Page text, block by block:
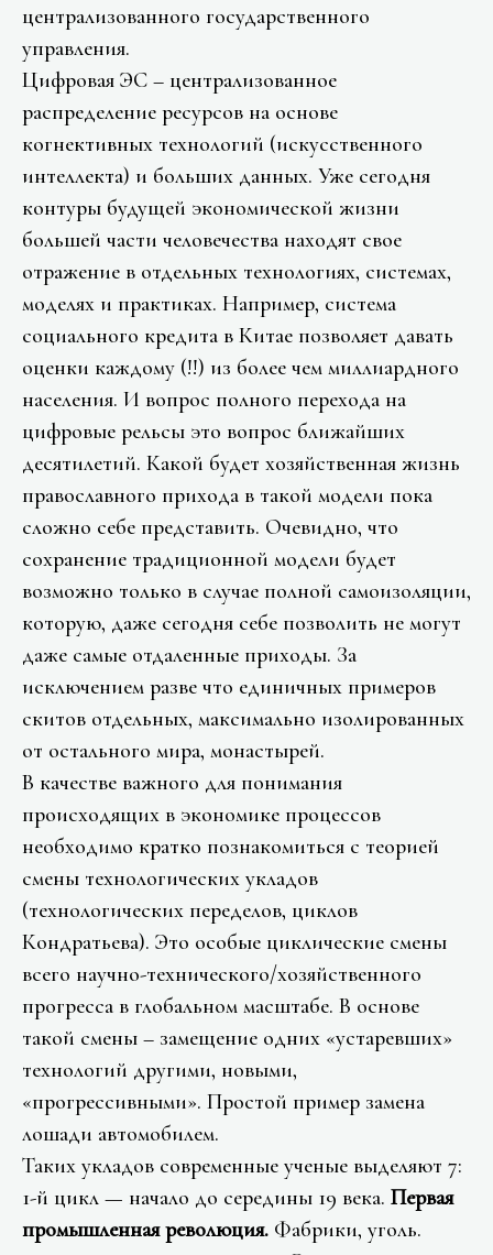
централизованного государственного
управления.
Цифровая ЭС – централизованное
распределение ресурсов на основе
когнективных технологий (искусственного
интеллекта) и больших данных. Уже сегодня
контуры будущей экономической жизни
большей части человечества находят свое
отражение в отдельных технологиях, системах,
моделях и практиках. Например, система
социального кредита в Китае позволяет давать
оценки каждому (!!) из более чем миллиардного
населения. И вопрос полного перехода на
цифровые рельсы это вопрос ближайших
десятилетий. Какой будет хозяйственная жизнь
православного прихода в такой модели пока
сложно себе представить. Очевидно, что
сохранение традиционной модели будет
возможно только в случае полной самоизоляции,
которую, даже сегодня себе позволить не могут
даже самые отдаленные приходы. За
исключением разве что единичных примеров
скитов отдельных, максимально изолированных
от остального мира, монастырей.
В качестве важного для понимания
происходящих в экономике процессов
необходимо кратко познакомиться с теорией
смены технологических укладов
(технологических переделов, циклов
Кондратьева). Это особые циклические смены
всего научно-технического/хозяйственного
прогресса в глобальном масштабе. В основе
такой смены – замещение одних «устаревших»
технологий другими, новыми,
«прогрессивными». Простой пример замена
лошади автомобилем.
Таких укладов современные ученые выделяют 7:
1-й цикл — начало до середины 19 века. Первая
промышленная революция. Фабрики, уголь.